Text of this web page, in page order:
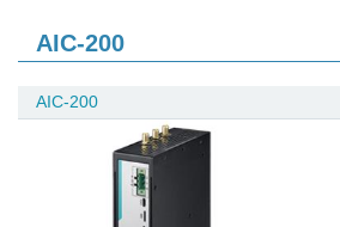
AIC-200
AIC-200